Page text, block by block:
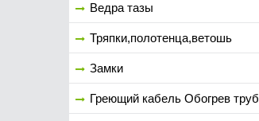
Ведра тазы
Тряпки,полотенца,ветошь
Замки
Греющий кабель Обогрев труб